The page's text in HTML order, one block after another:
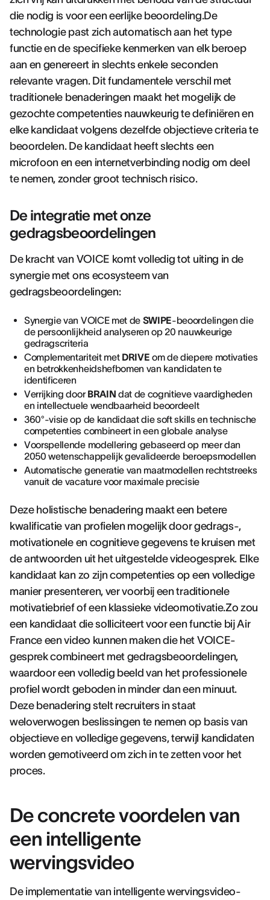
die nodig is voor een eerlijke beoordeling.De
technologie past zich automatisch aan het type
functie en de specifieke kenmerken van elk beroep
aan en genereert in slechts enkele seconden
relevante vragen. Dit fundamentele verschil met
traditionele benaderingen maakt het mogelijk de
gezochte competenties nauwkeurig te definiëren en
elke kandidaat volgens dezelfde objectieve criteria te
beoordelen. De kandidaat heeft slechts een
microfoon en een internetverbinding nodig om deel
te nemen, zonder groot technisch risico.
De integratie met onze
gedragsbeoordelingen
De kracht van VOICE komt volledig tot uiting in de
synergie met ons ecosysteem van
gedragsbeoordelingen:
Synergie van VOICE met de SWIPE-beoordelingen die
de persoonlijkheid analyseren op 20 nauwkeurige
gedragscriteria
Complementariteit met DRIVE om de diepere motivaties
en betrokkenheidshefbomen van kandidaten te
identificeren
Verrijking doorBRAIN dat de cognitieve vaardigheden
en intellectuele wendbaarheid beoordeelt
360°-visie op de kandidaat die soft skills en technische
competenties combineert in een globale analyse
Voorspellende modellering gebaseerd op meer dan
2050 wetenschappelijk gevalideerde beroepsmodellen
Automatische generatie van maatmodellen rechtstreeks
vanuit de vacature voor maximale precisie
Deze holistische benadering maakt een betere
kwalificatie van profielen mogelijk door gedrags-,
motivationele en cognitieve gegevens te kruisen met
de antwoorden uit het uitgestelde videogesprek. Elke
kandidaat kan zo zijn competenties op een volledige
manier presenteren, ver voorbij een traditionele
motivatiebrief of een klassieke videomotivatie.Zo zou
een kandidaat die solliciteert voor een functie bij Air
France een video kunnen maken die het VOICE-
gesprek combineert met gedragsbeoordelingen,
waardoor een volledig beeld van het professionele
profiel wordt geboden in minder dan een minuut.
Deze benadering stelt recruiters in staat
weloverwogen beslissingen te nemen op basis van
objectieve en volledige gegevens, terwijl kandidaten
worden gemotiveerd om zich in te zetten voor het
proces.
De concrete voordelen van
een intelligente
wervingsvideo
De implementatie van intelligente wervingsvideo-